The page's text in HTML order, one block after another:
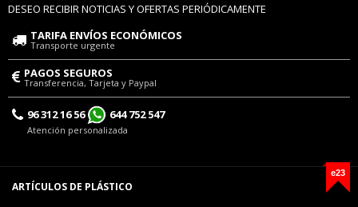
DESEO RECIBIR NOTICIAS Y OFERTAS PERIÓDICAMENTE
TARIFA ENVÍOS ECONÓMICOS
Transporte urgente
PAGOS SEGUROS
Transferencia, Tarjeta y Paypal
96 312 16 56 644 752 547
Atención personalizada
e23
ARTÍCULOS DE PLÁSTICO